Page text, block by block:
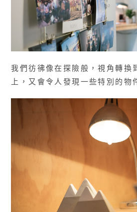
我們彷彿像在探險般，視角轉換
上，又會令人發現一些特別的物